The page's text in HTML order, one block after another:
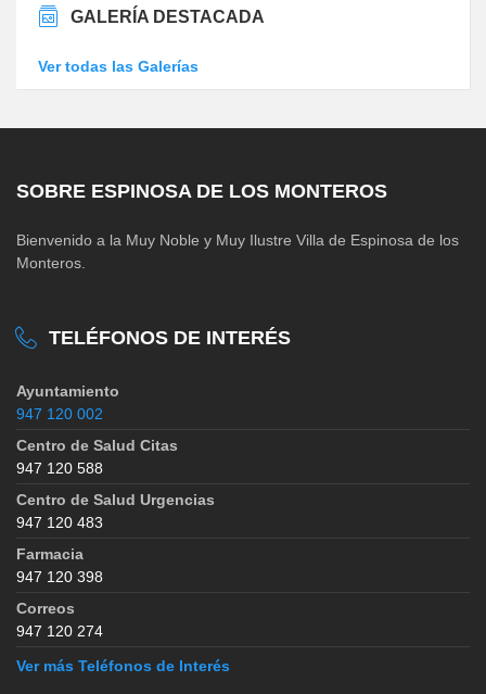
GALERÍA DESTACADA
Ver todas las Galerías
SOBRE ESPINOSA DE LOS MONTEROS
Bienvenido a la Muy Noble y Muy Ilustre Villa de Espinosa de los
Monteros.
TELÉFONOS DE INTERÉS
Ayuntamiento
947 120 002
Centro de Salud Citas
947 120 588
Centro de Salud Urgencias
947 120 483
Farmacia
947 120 398
Correos
947 120 274
Ver más Teléfonos de Interés